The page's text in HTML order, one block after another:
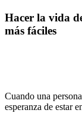
Hacer la vida
más fáciles
Cuando una
esperanza de estar